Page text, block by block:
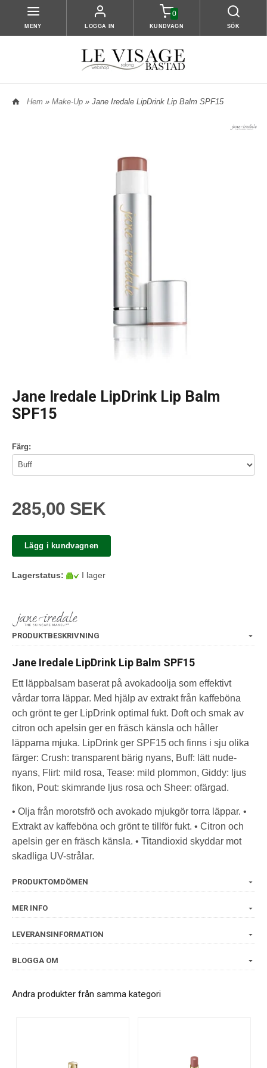
MENY LOGGA IN
0
KUNDVAGN SÖK
Hem » Make-Up » Jane Iredale LipDrink Lip Balm SPF15
Jane Iredale LipDrink Lip Balm
SPF15
Färg:
285,00 SEK
Lägg i kundvagnen
Lagerstatus: I lager
PRODUKTBESKRIVNING
Jane Iredale LipDrink Lip Balm SPF15
Ett läppbalsam baserat på avokadoolja som effektivt
vårdar torra läppar. Med hjälp av extrakt från kaffeböna
och grönt te ger LipDrink optimal fukt. Doft och smak av
citron och apelsin ger en fräsch känsla och håller
läpparna mjuka. LipDrink ger SPF15 och finns i sju olika
färger: Crush: transparent bärig nyans, Buff: lätt nude-
nyans, Flirt: mild rosa, Tease: mild plommon, Giddy: ljus
fikon, Pout: skimrande ljus rosa och Sheer: ofärgad.
• Olja från morotsfrö och avokado mjukgör torra läppar. •
Extrakt av kaffeböna och grönt te tillför fukt. • Citron och
apelsin ger en fräsch känsla. • Titandioxid skyddar mot
skadliga UV-strålar.
PRODUKTOMDÖMEN
MER INFO
LEVERANSINFORMATION
BLOGGA OM
Andra produkter från samma kategori